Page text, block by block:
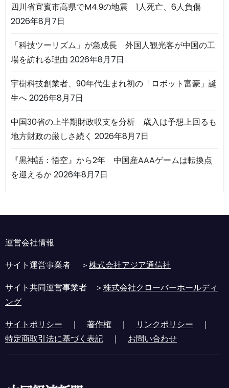
四川省宜賓市高県でM4.9の地震 1人死亡、6人負傷
2026年8月7日
「科技ツーリズム」が急成長 外国人観光客が中国の工
場を訪れる理由 2026年8月7日
宇樹科技創業者、90年代生まれ初の「ロボット富豪」誕
生へ2026年8月7日
中国30省の上半期財政収支を分析 歳入は予想上回るも
地方財政の厳しさ続く 2026年8月7日
『黒神話：悟空』から2年 中国産AAAゲームは転換点
を迎えるか2026年8月7日
運営会社情報
サイト運営事業者 ＞株式会社アジア通信社
サイト共同運営事業者 ＞株式会社クローバーホールディ
ング
サイトポリシー ｜ 著作権 ｜ リンクポリシー ｜
特定商取引法に基づく表記 ｜ お問い合わせ